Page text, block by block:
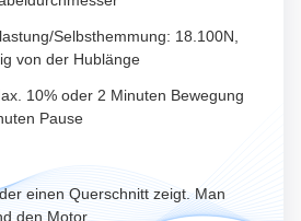
Selbsthemmung: 18.100N,
von der Hublänge
10% oder 2 Minuten Bewegung
Pause